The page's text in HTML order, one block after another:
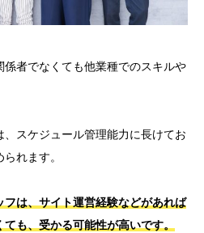
者でなくても他業種でのスキルや
スケジュール管理能力に長けてお
れます。
は、サイト運営経験などがあれば
も、受かる可能性が高いです。